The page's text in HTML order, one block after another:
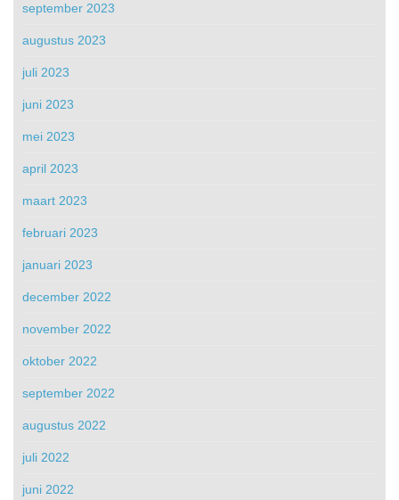
september 2023
augustus 2023
juli 2023
juni 2023
mei 2023
april 2023
maart 2023
februari 2023
januari 2023
december 2022
november 2022
oktober 2022
september 2022
augustus 2022
juli 2022
juni 2022